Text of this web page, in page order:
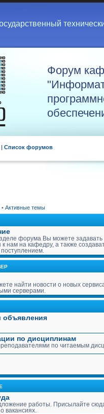
Форум
| Список форумов
• Активные темы
форума Вы можете
к нам на кафедру, а также
найти новости о новых
серверами.
объявления
по дисциплинам
по читаемым
работы. Присылайте
вакансиях.